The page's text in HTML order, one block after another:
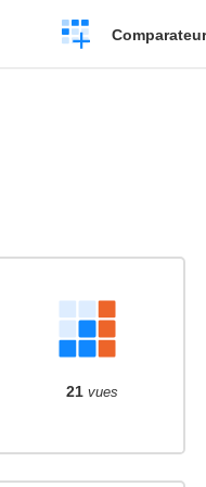
Créer
un
21vues